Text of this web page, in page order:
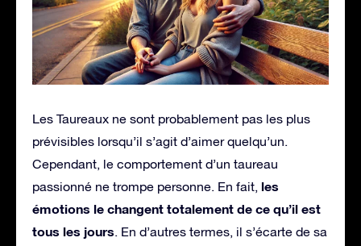
Les Taureaux ne sont probablement pas les plus
prévisibles lorsqu’il s’agit d’aimer quelqu’un.
Cependant, le comportement d’un taureau
passionné ne trompe personne. En fait, les
émotions le changent totalement de ce qu’il est
tous les jours. En d’autres termes, il s’écarte de sa